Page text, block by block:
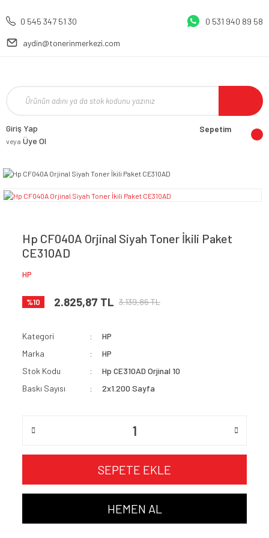
0 545 347 51 30 0 531 940 89 58
aydin@tonerinmerkezi.com
Giriş Yap
veya Üye Ol
Sepetim
Hp CF040A Orjinal Siyah Toner İkili Paket
CE310AD
HP
%10 2.825,87 TL 3.139,86 TL
Kategori
HP
Marka
HP
Stok Kodu
Hp CE310AD Orjinal 10
Baskı Sayısı
2x1.200 Sayfa
SEPETE EKLE
HEMEN AL